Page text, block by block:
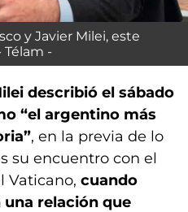
y Javier Milei, este
-
describió el sábado
“el argentino más
, en la previa de lo
su encuentro con el
Vaticano, cuando
relación que